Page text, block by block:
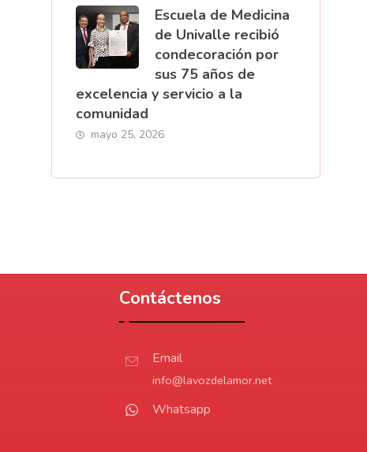
Escuela de Medicina
de Univalle recibió
condecoración por
sus 75 años de
excelencia y servicio a la
comunidad
mayo 25, 2026
Contáctenos
Email
info@lavozdelamor.net
Whatsapp